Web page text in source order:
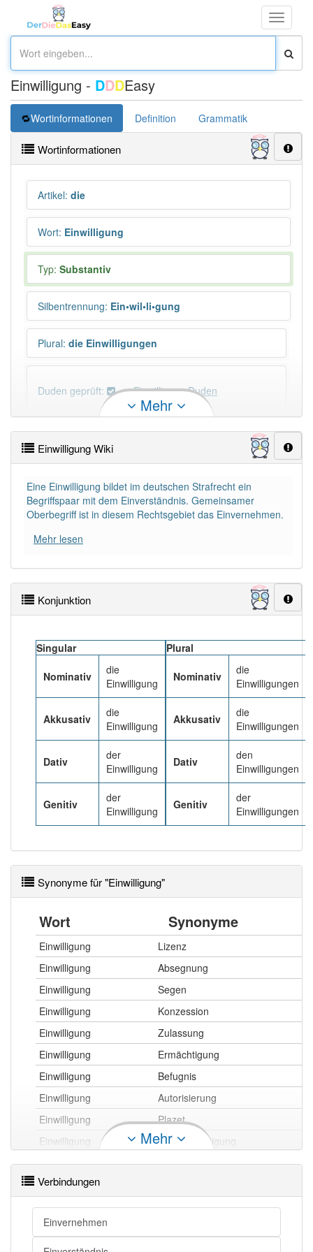
Toggle
Einwilligung - DDDEasy
Wortinformationen Definition Grammatik
Wortinformationen
Artikel: die
Wort: Einwilligung
Typ: Substantiv
Silbentrennung: Ein•wil•li•gung
Plural: die Einwilligungen
Duden geprüft: Einwilligung Duden
×
Wörter, die mit "-ung" enden, haben fast immer
PowerIndex:17
Häufigkeit: 4 von 10
-einwilligung
Wörter mit Endung-einwilligung
aber mit einem
anderen Artikeldie: 0
95% unserer Spielapp-Nutzer haben den Artikel
Mehr
Einwilligung Wiki
Eine Einwilligung bildet im deutschen Strafrecht ein
Begriffspaar mit dem Einverständnis. Gemeinsamer
Oberbegriff ist in diesem Rechtsgebiet das Einvernehmen.
Mehr lesen
Konjunktion
Singular
Nominativ
die
Einwilligung
Akkusativ
die
Einwilligung
Dativ
der
Einwilligung
Genitiv
der
Einwilligung
Plural
Nominativ
die
Einwilligungen
Akkusativ
die
Einwilligungen
Dativ
den
Einwilligungen
Genitiv
der
Einwilligungen
Synonyme für "Einwilligung"
Wort Synonyme
Einwilligung
Lizenz
Einwilligung
Absegnung
Einwilligung
Segen
Einwilligung
Konzession
Einwilligung
Zulassung
Einwilligung
Ermächtigung
Einwilligung
Befugnis
Einwilligung
Autorisierung
Einwilligung
Plazet
Einwilligung
Bevollmächtigung
Einwilligung
Genehmigung
Einwilligung
Einwilligung
Autorisation
Einwilligung
Einwilligung
Mehr
Verbindungen
Einvernehmen